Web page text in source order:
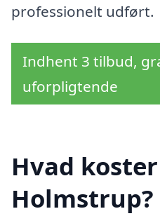
professionelt udført.
Indhent 3 tilbud,
uforpligtende
Hvad
Holmstrup?